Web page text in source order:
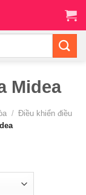
Midea
/ Điều khiển điều